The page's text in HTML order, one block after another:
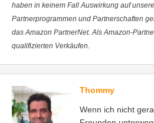
haben in keinem Fall Auswirkung auf
Partnerprogrammen und Partnerschaften
das Amazon PartnerNet. Als Amazon-
qualifizierten Verkäufen.
Thommy
Wenn ich nicht